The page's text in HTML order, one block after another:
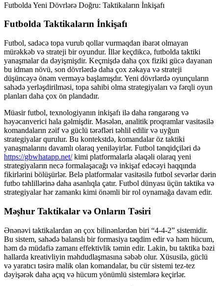
Futbolda Yeni Dövrlərə Doğru: Taktikaların İnkişafı
Futbolda Taktikaların İnkişafı
Futbol, sadəcə topa vurub qollar vurmaqdan ibarət olmayan
mürəkkəb və strateji bir oyundur. İllər keçdikcə, futbolda taktiki
yanaşmalar da dəyişmişdir. Keçmişdə daha çox fiziki gücə dayanan
bu idman növü, son dövrlərdə daha çox zəkaya və strateji
düşüncəyə önəm verməyə başlamışdır. Yeni dövrlərdə oyunçuların
sahədə yerləşdirilməsi, topa sahibi olma strategiyaları və fərqli oyun
planları daha çox ön plandadır.
Müasir futbol, texnologiyanın inkişafı ilə daha rəngarəng və
həyəcanverici hala gəlmişdir. Məsələn, analitik proqramlar vasitəsilə
komandaların zəif və güclü tərəfləri təhlil edilir və uyğun
strategiyalar qurulur. Bu kontekstdə, komandalar öz taktiki
yanaşmalarını davamlı olaraq yeniləyirlər. Futbol tənqidçiləri də
https://gbwhatapp.net/kimi platformalarla əlaqəli olaraq yeni
strategiyaların necə formalaşacağı və inkişaf edəcəyi haqqında
fikirlərini bölüşürlər. Belə platformalar vasitəsilə futbol sevərlər dərin
futbo təhlillərinə daha asanlıqla çatır. Futbol dünyası üçün taktika və
strategiyalar hər zamankı kimi önəmli bir rol oynamağa davam edir.
Məşhur Taktikalar və Onların Təsiri
Ənənəvi taktikalardan ən çox bilinənlərdən biri “4-4-2” sistemidir.
Bu sistem, sahədə balanslı bir formasiya təqdim edir və həm hücum,
həm də müdafiə zamanı effektivlik təmin edir. Lakin, bu taktika bəzi
hallarda kreativliyin məhdudlaşmasına səbəb olur. Xüsusilə, güclü
və yaratıcı təsirə malik olan komandalar, bu cür sistemi tez-tez
dəyişərək daha açıq və hücum yönümlü sistemlərə keçirlər.